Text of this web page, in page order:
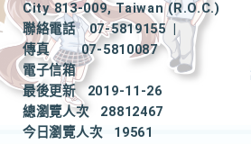
City 813-009, Taiwan (R.O.C.)
聯絡電話
07-5819155
|
傳真
07-5810087
電子信箱
最後更新
2019-11-26
總瀏覽人次
28812467
今日瀏覽人次
19561